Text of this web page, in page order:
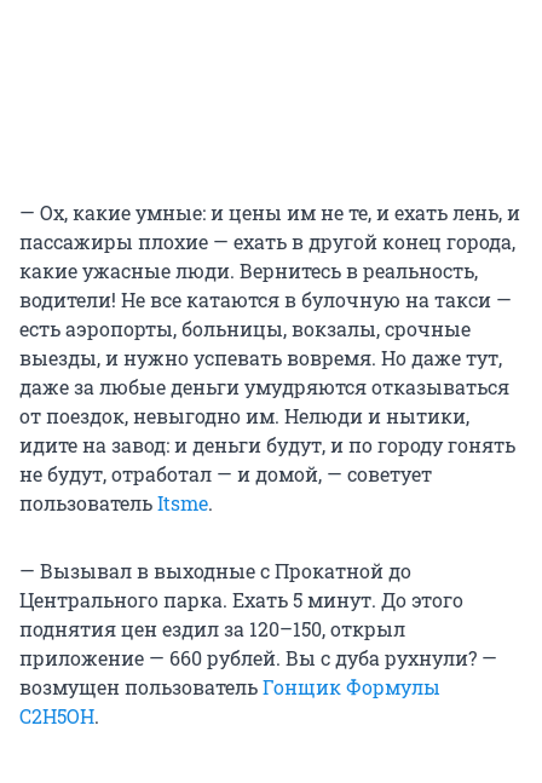
— Ох, какие умные: и цены им не те, и ехать лень, и
пассажиры плохие — ехать в другой конец города,
какие ужасные люди. Вернитесь в реальность,
водители! Не все катаются в булочную на такси —
есть аэропорты, больницы, вокзалы, срочные
выезды, и нужно успевать вовремя. Но даже тут,
даже за любые деньги умудряются отказываться
от поездок, невыгодно им. Нелюди и нытики,
идите на завод: и деньги будут, и по городу гонять
не будут, отработал — и домой, — советует
пользовательItsme.
— Вызывал в выходные с Прокатной до
Центрального парка. Ехать 5 минут. До этого
поднятия цен ездил за 120–150, открыл
приложение — 660 рублей. Вы с дуба рухнули? —
возмущен пользовательГонщик Формулы
C2H5OH.